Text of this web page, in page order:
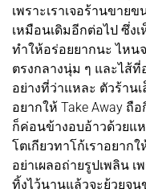
เพราะเราเจอร้านขาย
เหมือนเดิมอีกต่อไป ซึ่ง
ทำให้อร่อยยากนะ ไหน
ตรงกลางนุ่ม ๆ และไส้ที่
อย่างที่ว่าแหละ ตัวร้านเ
อยากให้ Take Away ถื
ก็ค่อนข้างอบอ้าวด้วยแ
โตเกียวทาโก้เราอยาก
อย่าเผลอถ่ายรูปเพลิน
ทิ้งไว้นานแล้วจะย้วยจ